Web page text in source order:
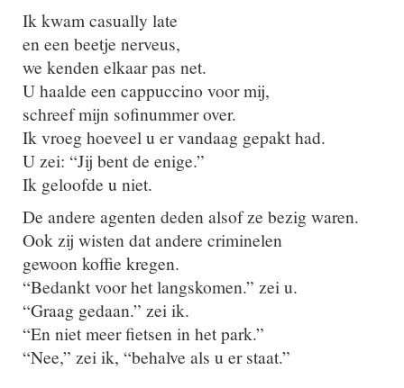
Ik kwam casually late
en een beetje nerveus,
we kenden elkaar pas net.
U haalde een cappuccino voor mij,
schreef mijn sofinummer over.
Ik vroeg hoeveel u er vandaag gepakt had.
U zei: “Jij bent de enige.”
Ik geloofde u niet.
De andere agenten deden alsof ze bezig waren.
Ook zij wisten dat andere criminelen
gewoon koffie kregen.
“Bedankt voor het langskomen.” zei u.
“Graag gedaan.” zei ik.
“En niet meer fietsen in het park.”
“Nee,” zei ik, “behalve als u er staat.”